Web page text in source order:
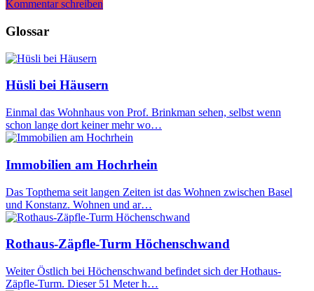
Kommentar schreiben
Glossar
Hüsli bei Häusern
Einmal das Wohnhaus von Prof. Brinkman sehen, selbst wenn
schon lange dort keiner mehr wo…
Immobilien am Hochrhein
Das Topthema seit langen Zeiten ist das Wohnen zwischen Basel
und Konstanz. Wohnen und ar…
Rothaus-Zäpfle-Turm Höchenschwand
Weiter Östlich bei Höchenschwand befindet sich der Hothaus-
Zäpfle-Turm. Dieser 51 Meter h…